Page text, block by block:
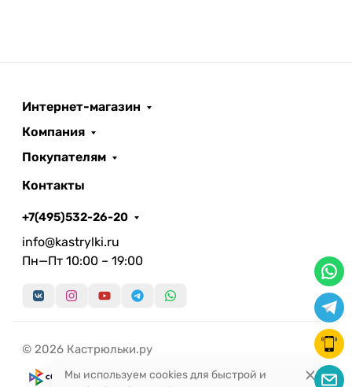
Интернет-магазин
Компания
Покупателям
Контакты
+7(495)532-26-20
info@kastrylki.ru
Пн—Пт 10:00 – 19:00
© 2026 Кастрюльки.ру
Мы используем cookies для быстрой и